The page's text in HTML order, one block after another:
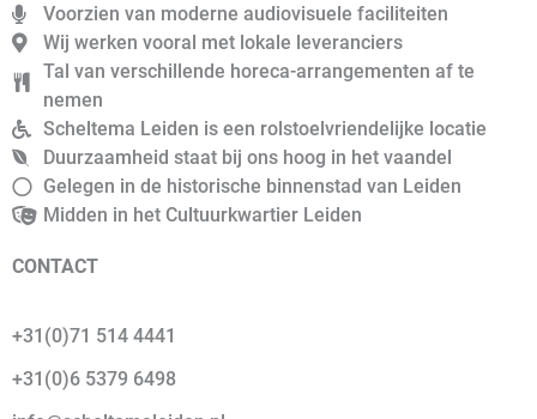
Voorzien van moderne audiovisuele faciliteiten
Wij werken vooral met lokale leveranciers
Tal van verschillende horeca-arrangementen af te
nemen
Scheltema Leiden is een rolstoelvriendelijke locatie
Duurzaamheid staat bij ons hoog in het vaandel
Gelegen in de historische binnenstad van Leiden
Midden in het Cultuurkwartier Leiden
CONTACT
+31(0)71 514 4441
+31(0)6 5379 6498